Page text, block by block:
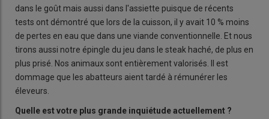
dans le goût mais aussi dans l'assiette puisque de récents
tests ont démontré que lors de la cuisson, il y avait 10 % moins
de pertes en eau que dans une viande conventionnelle. Et nous
tirons aussi notre épingle du jeu dans le steak haché, de plus en
plus prisé. Nos animaux sont entièrement valorisés. Il est
dommage que les abatteurs aient tardé à rémunérer les
éleveurs.
Quelle est votre plus grande inquiétude actuellement ?